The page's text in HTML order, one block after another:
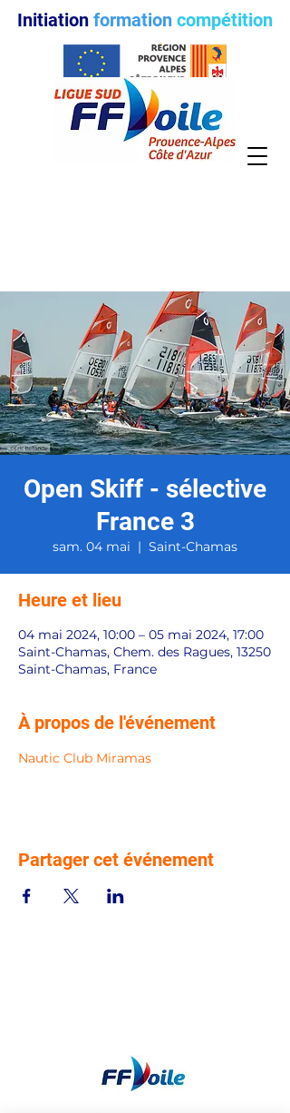
Initiation formation compétition
Open Skiff - sélective
France 3
sam. 04 mai
  |
Saint-Chamas
Heure et lieu
04 mai 2024, 10:00 – 05 mai 2024, 17:00
Saint-Chamas, Chem. des Ragues, 13250
Saint-Chamas, France
À propos de l'événement
Nautic Club Miramas
Partager cet événement